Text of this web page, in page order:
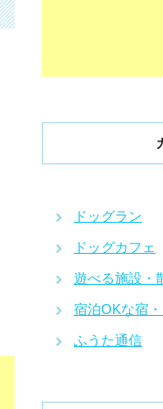
ドッグラン
ドッグカフェ
遊べる施設・
宿泊OKな宿
ふうた通信